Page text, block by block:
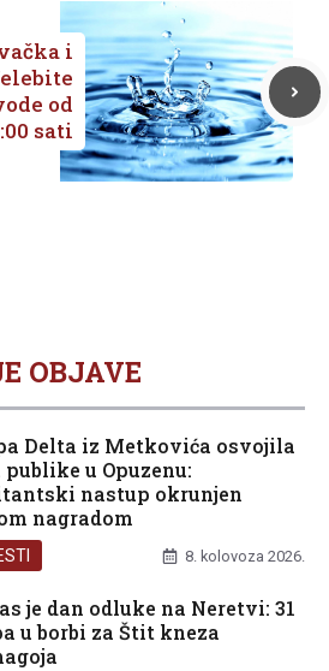
i
od
sati
OBJAVE
Delta iz Metkovića osvojila
publike u Opuzenu:
nastup okrunjen
nagradom
8. kolovoza 2026.
je dan odluke na Neretvi: 31
u borbi za Štit kneza